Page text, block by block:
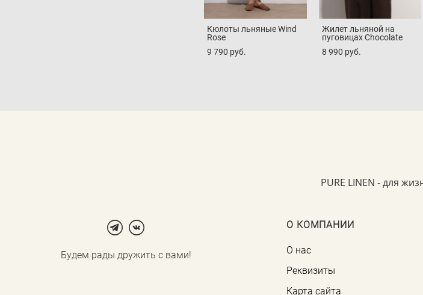
Кюлоты льняные Wind
Rose
9 790 pуб.
Жилет льняной на
пуговицах Chocolate
8 990 pуб.
PURE LINEN - для
Будем рады дружить с вами!
О КОМПАНИИ
О нас
Реквизиты
Карта сайта